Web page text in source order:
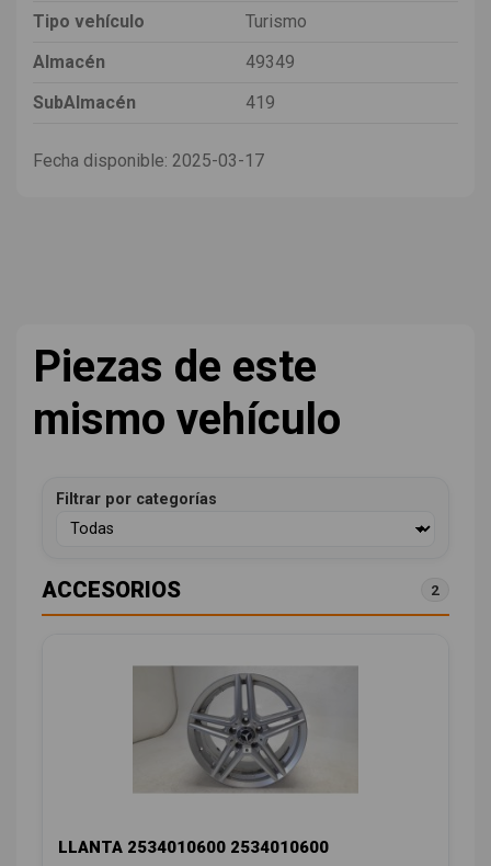
Tipo vehículo
Turismo
Almacén
49349
SubAlmacén
419
Fecha disponible: 2025-03-17
Piezas de este
mismo vehículo
Filtrar por categorías
ACCESORIOS 2
LLANTA 2534010600 2534010600